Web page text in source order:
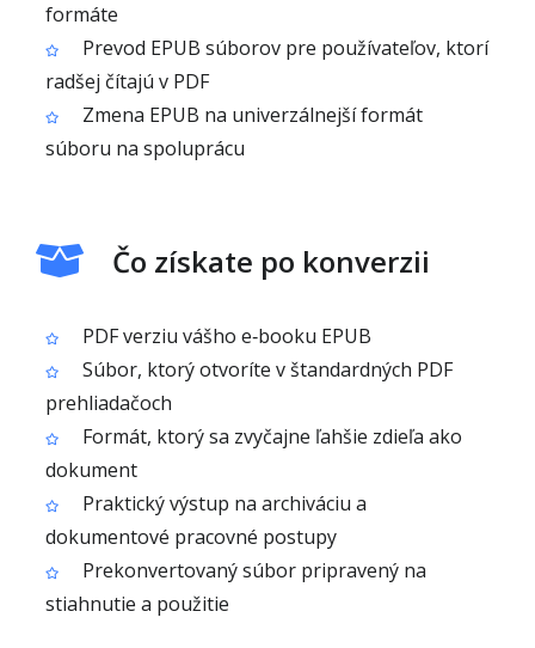
formáte
Prevod EPUB súborov pre používateľov, ktorí
radšej čítajú v PDF
Zmena EPUB na univerzálnejší formát
súboru na spoluprácu
Čo získate po konverzii
PDF verziu vášho e‑booku EPUB
Súbor, ktorý otvoríte v štandardných PDF
prehliadačoch
Formát, ktorý sa zvyčajne ľahšie zdieľa ako
dokument
Praktický výstup na archiváciu a
dokumentové pracovné postupy
Prekonvertovaný súbor pripravený na
stiahnutie a použitie